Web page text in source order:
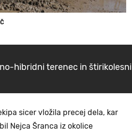
hibridni terenec in štirikolesni
sicer vložila precej dela, kar
Nejca Šranca iz okolice